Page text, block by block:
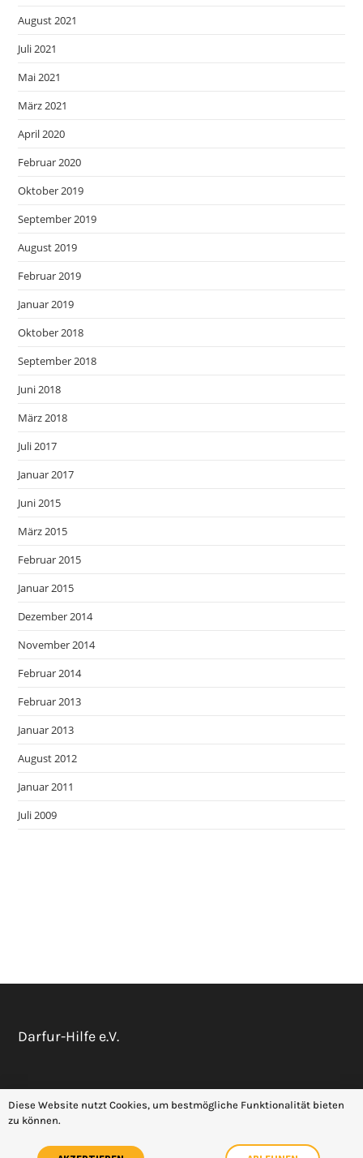
August 2021
Juli 2021
Mai 2021
März 2021
April 2020
Februar 2020
Oktober 2019
September 2019
August 2019
Februar 2019
Januar 2019
Oktober 2018
September 2018
Juni 2018
März 2018
Juli 2017
Januar 2017
Juni 2015
März 2015
Februar 2015
Januar 2015
Dezember 2014
November 2014
Februar 2014
Februar 2013
Januar 2013
August 2012
Januar 2011
Juli 2009
Darfur-Hilfe e.V.
Datenschutz Impressum
Diese Website nutzt Cookies, um bestmögliche Funktionalität bieten
zu können.